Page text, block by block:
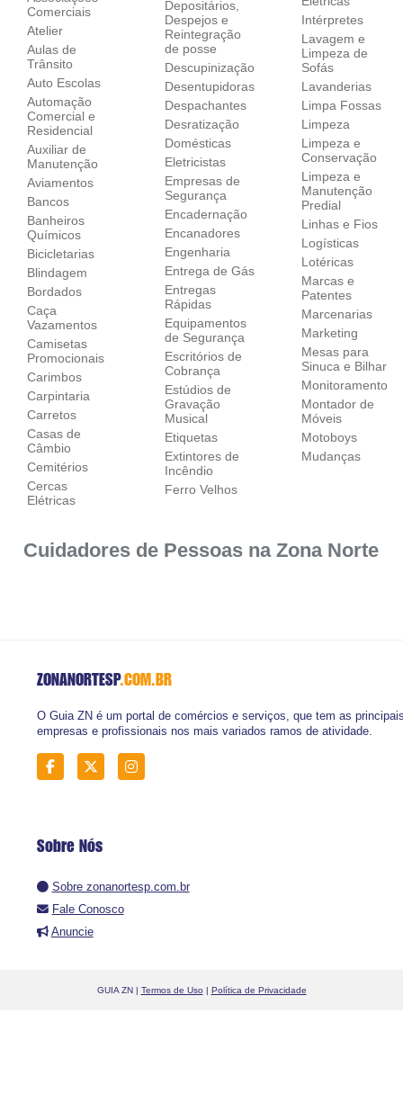
Comerciais
Atelier
Aulas de
Trânsito
Auto Escolas
Automação
Comercial e
Residencial
Auxiliar de
Manutenção
Aviamentos
Bancos
Banheiros
Químicos
Bicicletarias
Blindagem
Bordados
Caça
Vazamentos
Camisetas
Promocionais
Carimbos
Carpintaria
Carretos
Casas de
Câmbio
Cemitérios
Cercas
Elétricas
Depositários,
Despejos e
Reintegração
de posse
Descupinização
Desentupidoras
Despachantes
Desratização
Domésticas
Eletricistas
Empresas de
Segurança
Encadernação
Encanadores
Engenharia
Entrega de Gás
Entregas
Rápidas
Equipamentos
de Segurança
Escritórios de
Cobrança
Estúdios de
Gravação
Musical
Etiquetas
Extintores de
Incêndio
Ferro Velhos
Intérpretes
Lavagem e
Limpeza de
Sofás
Lavanderias
Limpa Fossas
Limpeza
Limpeza e
Conservação
Limpeza e
Manutenção
Predial
Linhas e Fios
Logísticas
Lotéricas
Marcas e
Patentes
Marcenarias
Marketing
Mesas para
Sinuca e Bilhar
Monitoramento
Montador de
Móveis
Motoboys
Mudanças
Cuidadores de Pessoas na Zona Norte
ZONANORTESP.COM.BR
O Guia ZN é um portal de comércios e serviços, que tem as
empresas e profissionais nos mais variados ramos de atividade.
Sobre Nós
Sobre zonanortesp.com.br
Fale Conosco
Anuncie
GUIA ZN | Termos de Uso | Política de Privacidade